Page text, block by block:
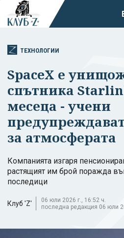
ТЕХНОЛОГИИ
SpaceX е
спътника
месеца - учени
за атмосферата
Компанията изгаря
растящият им брой поражда
последици
Клуб 'Z'
06 юли 2026 г., 16:52 ч.
последна редакция 06 юли